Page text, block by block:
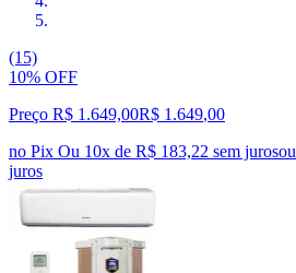
(15)
10% OFF
Preço R$ 1.649,00R$ 1.649,00
no Pix Ou 10x de R$ 183,22 sem jurosou
juros